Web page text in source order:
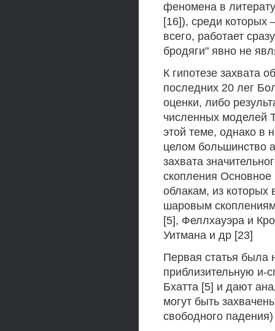
феномена в
[16]), среди которых
всего, работает
бродяги" явно не
К гипотезе захвата
последних 20 лег
оценки, либо
численных моделей
этой теме, однако в
целом большинство
захвата
скопления
облакам, из которых
шаровым
[5], Феллхауэра и
Уитмана и др [23]
Первая статья была
приблизительную и-
Бхатта [5] и дают
могут быть
свободного падения)